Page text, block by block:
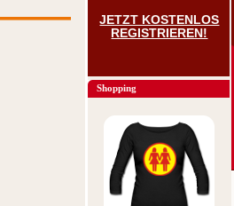
JETZT KOSTENLOS
REGISTRIEREN!
Shopping